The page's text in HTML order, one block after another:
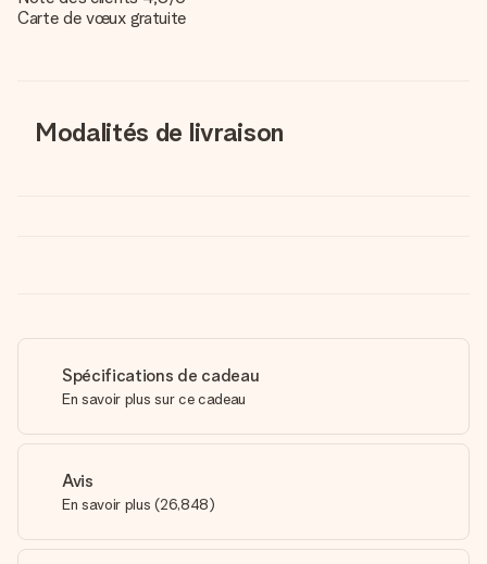
Carte de vœux gratuite
Modalités de livraison
Spécifications de cadeau
En savoir plus sur ce cadeau
Avis
En savoir plus (26,848)